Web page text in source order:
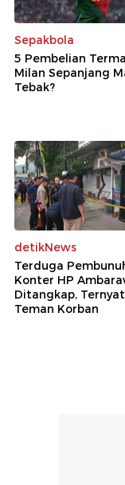
Sepakbola
5 Pembelian
Milan Sepanjang
Tebak?
detikNews
Terduga
Konter HP
Ditangkap,
Teman Korban